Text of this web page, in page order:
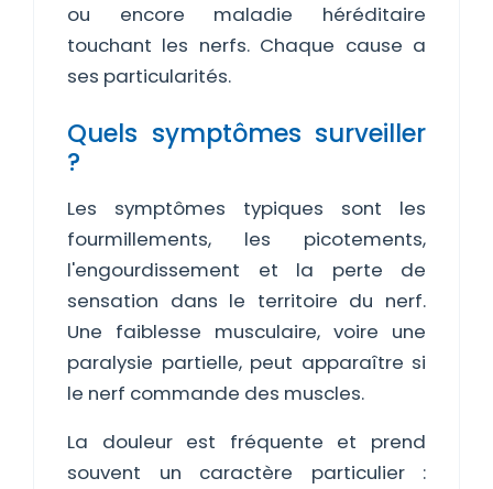
ou encore maladie héréditaire
touchant les nerfs. Chaque cause a
ses particularités.
Quels symptômes surveiller
?
Les symptômes typiques sont les
fourmillements, les picotements,
l'engourdissement et la perte de
sensation dans le territoire du nerf.
Une faiblesse musculaire, voire une
paralysie partielle, peut apparaître si
le nerf commande des muscles.
La douleur est fréquente et prend
souvent un caractère particulier :